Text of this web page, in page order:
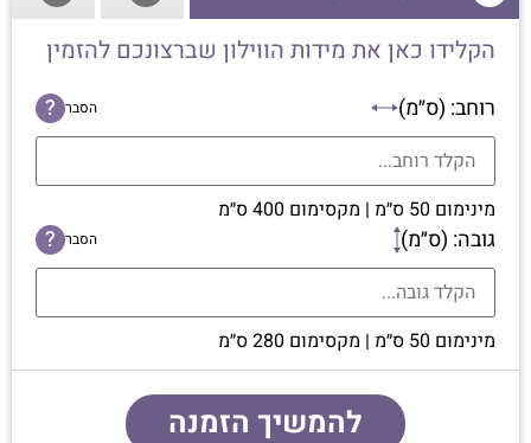
הקלידו כאן את מידות הווילון שברצונכם להזמין
רוחב: (ס״מ) הסבר ?
מינימום 50 ס״מ | מקסימום 400 ס״מ
גובה: (ס״מ) הסבר ?
מינימום 50 ס״מ | מקסימום 280 ס״מ
להמשיך הזמנה